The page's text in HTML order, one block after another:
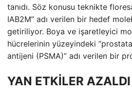
tanıdı. Söz konusu teknikte
IAB2M” adı verilen bir hedef
getiriliyor. Boya ve işaretleyici
hücrelerinin yüzeyindeki
antijeni (PSMA)” adı verilen bir
YAN ETKİLER AZALDI